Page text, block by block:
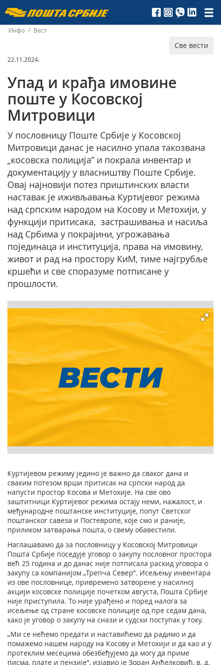
Пошта
Србије
д.о.о.
Инфо / Вест
Све вести
22.11.2024.
Упад и крађа имовине
поште у Косовској
Митровици
У пословницу Поште Србије у Косовској
Митровици данас је насилно упала такозвана
„косовска полиција” и покрала инвентар и
документацију у власништву Поште Србије.
Овај најновији потез приштинских власти
наставак је иживљавања Куртијевог режима
над српским народом на Косову и Метохији, у
функцији притисака, застрашивања и насиља
над Србима у покрајини, угрожавања
појединаца и институција, права на имовину,
живот и рад на простору КиМ, тиме најгрубље
кршећи и све споразуме потписане у
прошлости.
Куртијевом режиму једино је важно да сваког дана и
сваким потезом врши притисак на српски народ да
напусти простор Косова и Метохије. На све ово
заштитници Куртијевог режима остају неми, нажалост, и
међународне поштанске институције, попут Светског
поштанског савеза и Постевропе, које смо и раније,
приликом затварања пошта, о свему обавестили.
Наглашавамо да за пословницу у Косовској Митровици
Пошта Србије поседује уговор о закупу пословног простора
већ 25 година и до данас није потписала раскид уговора о
закупу са компанијом „Трепча Север”. Исељењу инвентара
из ове пословнице, привремено затворене у насилној
акцији косовске полиције почетком августа, Пошта Србије
није приступила. То није урађено и поред налога за
исељење од стране косовске полиције од пре седам дана,
како је уговор о закупу на снази и судски поступак у току.
„Ми се нећемо предати и наставићемо да радимо и да
помажемо нашем народу на Косову и Метохији и да као и у
протеклим месецима обезбеђујемо да могу да приме
писма, плате и пензије”, изјавио је Зоран Анђелковић, в. д.